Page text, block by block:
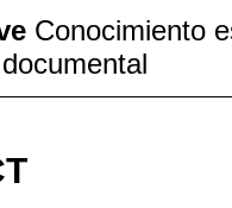
Conocimiento